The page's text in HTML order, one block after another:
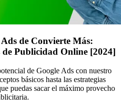
de Convierte Más:
de Publicidad Online [2024]
de Google Ads con nuestro
básicos hasta las estrategias
puedas sacar el máximo provecho